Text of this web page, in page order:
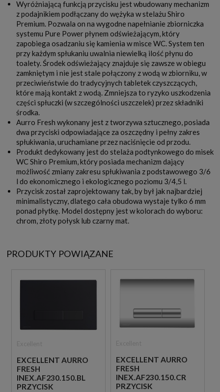
Wyróżniającą funkcją przycisku jest wbudowany mechanizm
z podajnikiem podłączany do wężyka w stelażu Shiro
Premium. Pozwala on na wygodne napełnianie zbiorniczka
systemu Pure Power płynem odświeżającym, który
zapobiega osadzaniu się kamienia w misce WC. System ten
przy każdym spłukaniu uwalnia niewielką ilość płynu do
toalety. Środek odświeżający znajduje się zawsze w obiegu
zamkniętym i nie jest stale połączony z wodą w zbiorniku, w
przeciwieństwie do tradycyjnych tabletek czyszczących,
które mają kontakt z wodą. Zmniejsza to ryzyko uszkodzenia
części spłuczki (w szczególności uszczelek) przez składniki
środka.
Aurro Fresh wykonany jest z tworzywa sztucznego, posiada
dwa przyciski odpowiadające za oszczędny i pełny zakres
spłukiwania, uruchamiane przez naciśnięcie od przodu.
Produkt dedykowany jest do stelaża podtynkowego do misek
WC Shiro Premium, który posiada mechanizm dający
możliwość zmiany zakresu spłukiwania z podstawowego 3/6
l do ekonomicznego i ekologicznego poziomu 3/4,5 l.
Przycisk został zaprojektowany tak, by był jak najbardziej
minimalistyczny, dlatego cała obudowa wystaje tylko 6 mm
ponad płytkę. Model dostępny jest w kolorach do wyboru:
chrom, złoty połysk lub czarny mat.
PRODUKTY POWIĄZANE
EXCELLENT AURRO
FRESH
INEX.AF230.150.BL
PRZYCISK
EXCELLENT AURRO
FRESH
INEX.AF230.150.CR
PRZYCISK